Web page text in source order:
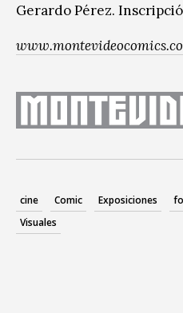
Gerardo Pérez.
cine Comic Exposiciones
Visuales